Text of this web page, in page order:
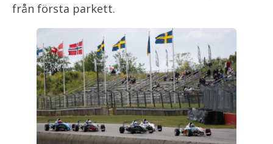
från första parkett.